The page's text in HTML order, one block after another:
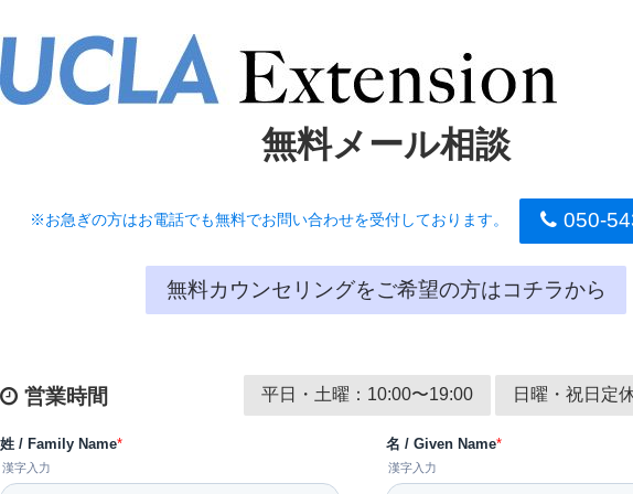
無料メール相談
※お急ぎの方はお電話でも無料でお問い合わせを受付しております。 050-
無料カウンセリングをご希望の方はコチラから
営業時間 平日・土曜：10:00〜19:00 日曜・祝日定